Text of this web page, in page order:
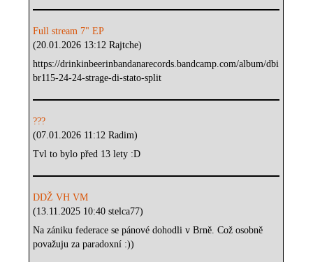
Full stream 7" EP
(20.01.2026 13:12 Rajtche)
https://drinkinbeerinbandanarecords.bandcamp.com/album/dbi
br115-24-24-strage-di-stato-split
???
(07.01.2026 11:12 Radim)
Tvl to bylo před 13 lety :D
DDŽ VH VM
(13.11.2025 10:40 stelca77)
Na zániku federace se pánové dohodli v Brně. Což osobně
považuju za paradoxní :))